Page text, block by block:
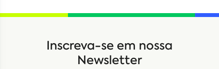
Inscreva-se em nossa
Newsletter
Locação Compra de seminovos